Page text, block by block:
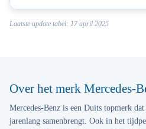
Laatste update tabel: 17 april 2025
Over het merk Mercedes-
Mercedes-Benz is een Duits topmerk
jarenlang samenbrengt. Ook in het